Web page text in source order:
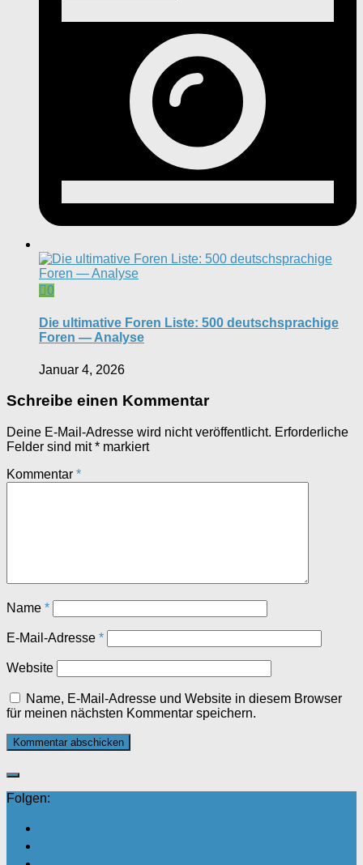
0
Die ultimative Foren Liste: 500 deutschsprachige
Foren — Analyse
Januar 4, 2026
Schreibe einen Kommentar
Deine E-Mail-Adresse wird nicht veröffentlicht. Erforderliche
Felder sind mit* markiert
Kommentar *
Name *
E-Mail-Adresse *
Website
Name, E-Mail-Adresse und Website in diesem Browser
für meinen nächsten Kommentar speichern.
Folgen: